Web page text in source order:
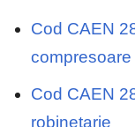
Cod CAEN
compresoare
Cod CAEN
robinetarie